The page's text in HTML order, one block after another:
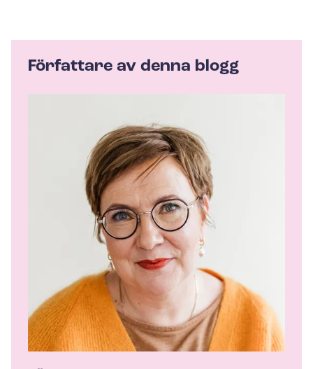
Författare av denna blogg